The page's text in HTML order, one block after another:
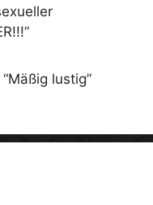
”
Mäßig lustig”